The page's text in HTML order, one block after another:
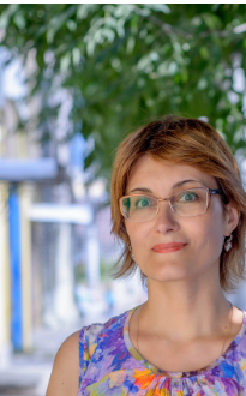
hrustaleva_25.11.jpg